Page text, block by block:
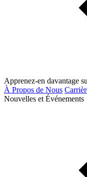
Apprenez-en davantage
À Propos de Nous
Nouvelles et Événements